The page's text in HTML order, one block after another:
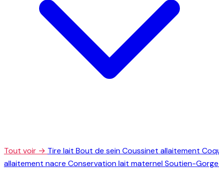
Tout voir → Tire lait Bout de seinCoussinet allaitement
allaitement nacre Conservation lait maternelSoutien-